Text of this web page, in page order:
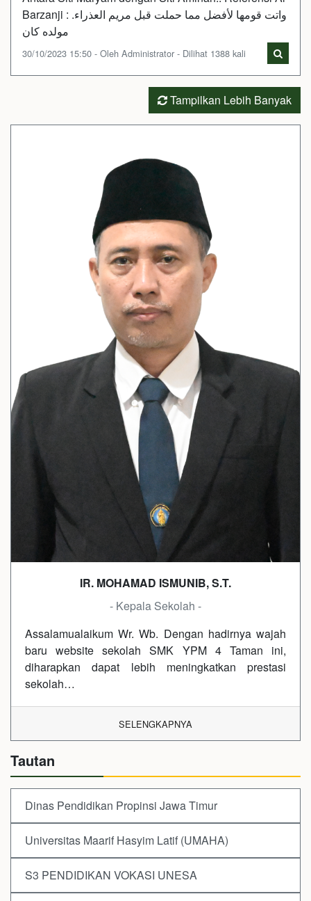
Barzanji : واتت قومها لأفضل مما حملت قبل مريم العذراء.
مولده كان
30/10/2023 15:50 - Oleh Administrator - Dilihat 1388 kali
Tampilkan Lebih Banyak
IR. MOHAMAD ISMUNIB, S.T.
- Kepala Sekolah -
Assalamualaikum Wr. Wb. Dengan hadirnya wajah
baru website sekolah SMK YPM 4 Taman ini,
diharapkan dapat lebih meningkatkan prestasi
sekolah…
SELENGKAPNYA
Tautan
Dinas Pendidikan Propinsi Jawa Timur
Universitas Maarif Hasyim Latif (UMAHA)
S3 PENDIDIKAN VOKASI UNESA